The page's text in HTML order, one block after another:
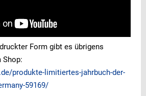
Form gibt es übrigens
Shop:
produkte-limitiertes-jahrbuch-der-
59169/